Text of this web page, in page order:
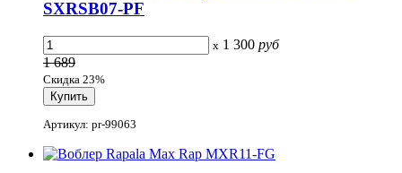
SXRSB07-PF
x 1 300 руб
1 689
Скидка 23%
Артикул: pr-99063